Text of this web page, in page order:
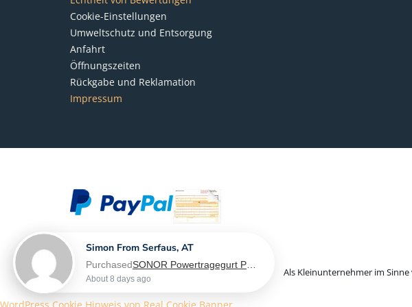
Cookie-Einstellungen
Umweltschutz und Entsorgung
Anfahrt
Öffnungszeiten
Rückgabe und Reklamation
Impressum
Als Kleinunternehmer im
Simon From Serfaus, AT
Purchased
About 8 days ago
WordPress Cookie Hinweis von Real Cookie Banner